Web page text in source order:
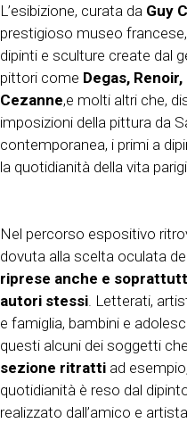
L’esibizione, curata da Guy
prestigioso museo
dipinti e sculture create dal
pittori come Degas,
Cezanne,e molti altri che,
imposizioni della pittura da
contemporanea, i primi a
la quotidianità della vita
Nel percorso espositivo
dovuta alla scelta oculata
riprese anche e
autori stessi. Letterati,
e famiglia, bambini e
questi alcuni dei soggetti
sezione ritratti ad
quotidianità è reso dal
realizzato dall’amico e